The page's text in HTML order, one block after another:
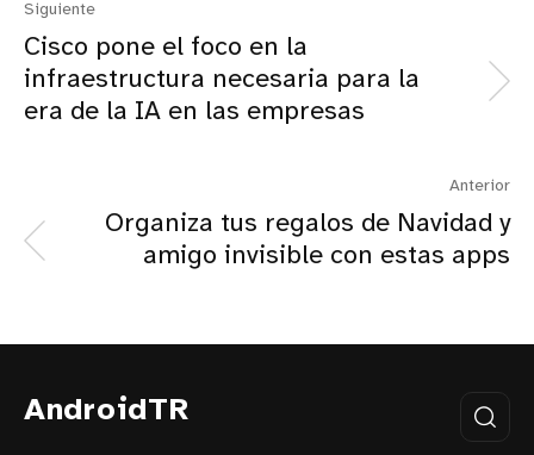
Siguiente
Cisco pone el foco en la
infraestructura necesaria para la
era de la IA en las empresas
Anterior
Organiza tus regalos de Navidad y
amigo invisible con estas apps
AndroidTR